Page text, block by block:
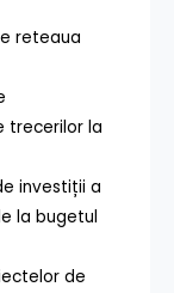
reteaua
trecerilor la
investiții a
la bugetul
de